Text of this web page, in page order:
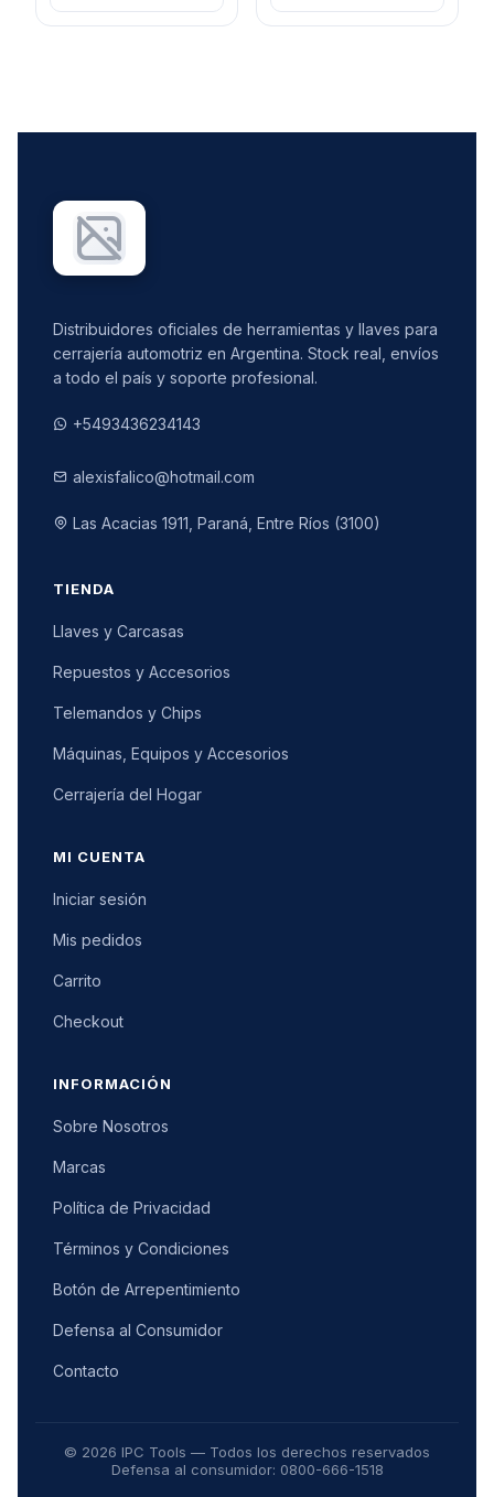
Distribuidores oficiales de herramientas y llaves para
cerrajería automotriz en Argentina. Stock real, envíos
a todo el país y soporte profesional.
+5493436234143
alexisfalico@hotmail.com
Las Acacias 1911, Paraná, Entre Ríos (3100)
TIENDA
Llaves y Carcasas
Repuestos y Accesorios
Telemandos y Chips
Máquinas, Equipos y Accesorios
Cerrajería del Hogar
MI CUENTA
Iniciar sesión
Mis pedidos
Carrito
Checkout
INFORMACIÓN
Sobre Nosotros
Marcas
Política de Privacidad
Términos y Condiciones
Botón de Arrepentimiento
Defensa al Consumidor
Contacto
© 2026 IPC Tools — Todos los derechos reservados
Defensa al consumidor: 0800-666-1518